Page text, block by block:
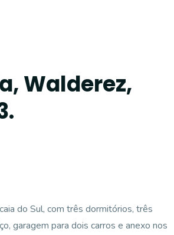
Walderez,
do Sul, com três dormitórios, três
garagem para dois carros e anexo nos